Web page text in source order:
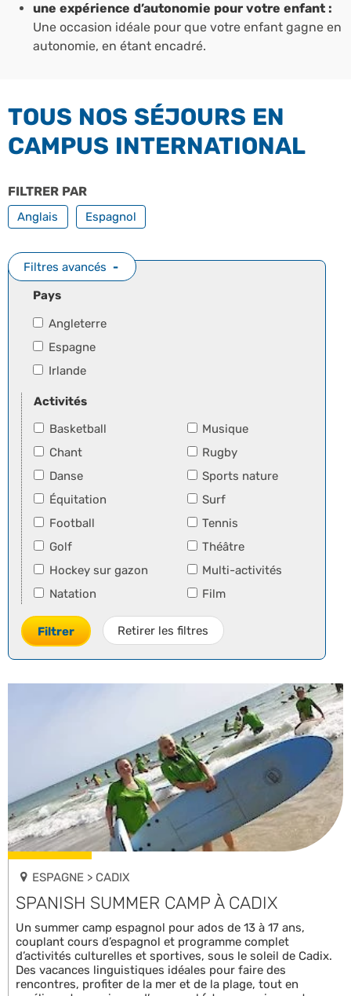
une expérience d’autonomie pour votre enfant :
Une occasion idéale pour que votre enfant gagne en
autonomie, en étant encadré.
TOUS NOS SÉJOURS EN
CAMPUS INTERNATIONAL
FILTRER PAR
Anglais Espagnol
Filtres avancés
Pays
Angleterre
Espagne
Irlande
Activités
Basketball
Chant
Danse
Équitation
Football
Golf
Hockey sur gazon
Natation
Musique
Rugby
Sports nature
Surf
Tennis
Théâtre
Multi-activités
Film
Filtrer Retirer les filtres
ESPAGNE > CADIX
SPANISH SUMMER CAMP À CADIX
Un summer camp espagnol pour ados de 13 à 17 ans,
couplant cours d’espagnol et programme complet
d’activités culturelles et sportives, sous le soleil de Cadix.
Des vacances linguistiques idéales pour faire des
rencontres, profiter de la mer et de la plage, tout en